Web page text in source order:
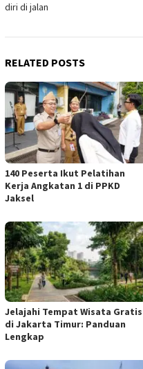
diri di jalan
RELATED POSTS
140 Peserta Ikut Pelatihan
Kerja Angkatan 1 di PPKD
Jaksel
Jelajahi Tempat Wisata Gratis
di Jakarta Timur: Panduan
Lengkap